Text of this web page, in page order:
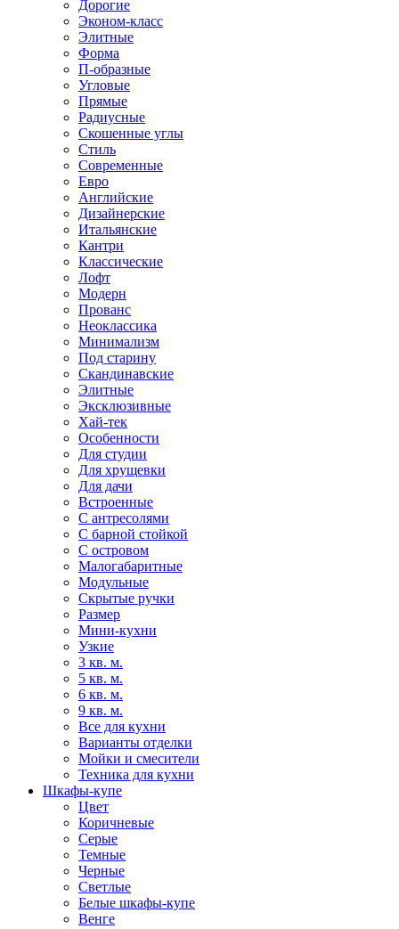
Дорогие
Эконом-класс
Элитные
Форма
П-образные
Угловые
Прямые
Радиусные
Скошенные углы
Стиль
Современные
Евро
Английские
Дизайнерские
Итальянские
Кантри
Классические
Лофт
Модерн
Прованс
Неоклассика
Минимализм
Под старину
Скандинавские
Элитные
Эксклюзивные
Хай-тек
Особенности
Для студии
Для хрущевки
Для дачи
Встроенные
С антресолями
С барной стойкой
С островом
Малогабаритные
Модульные
Скрытые ручки
Размер
Мини-кухни
Узкие
3 кв. м.
5 кв. м.
6 кв. м.
9 кв. м.
Все для кухни
Варианты отделки
Мойки и смесители
Техника для кухни
Шкафы-купе
Цвет
Коричневые
Серые
Темные
Черные
Светлые
Белые шкафы-купе
Венге